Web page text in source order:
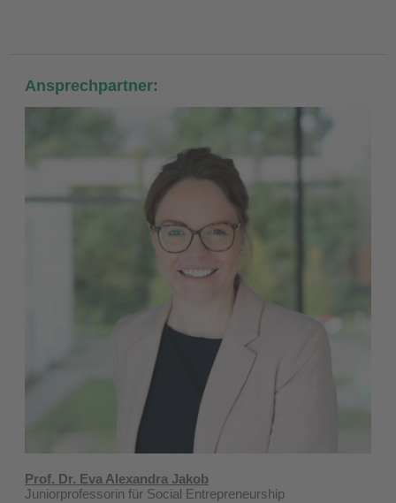
​Ansprechpartner:
Prof. Dr. Eva Alexandra Jakob
Juniorprofessorin für Social Entrepreneurship